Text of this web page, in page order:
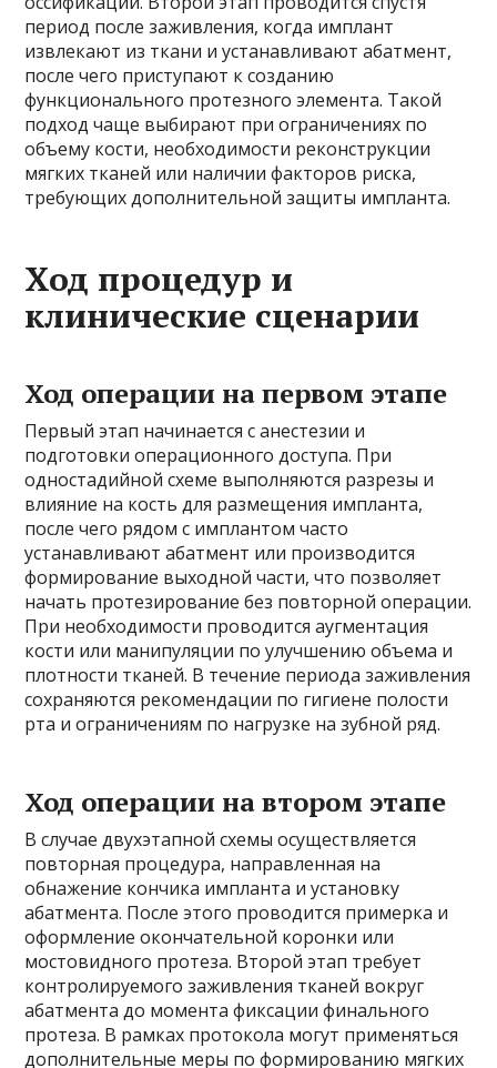
период после заживления, когда имплант
извлекают из ткани и устанавливают абатмент,
после чего приступают к созданию
функционального протезного элемента. Такой
подход чаще выбирают при ограничениях по
объему кости, необходимости реконструкции
мягких тканей или наличии факторов риска,
требующих дополнительной защиты импланта.
Ход процедур и
клинические сценарии
Ход операции на первом этапе
Первый этап начинается с анестезии и
подготовки операционного доступа. При
одностадийной схеме выполняются разрезы и
влияние на кость для размещения импланта,
после чего рядом с имплантом часто
устанавливают абатмент или производится
формирование выходной части, что позволяет
начать протезирование без повторной операции.
При необходимости проводится аугментация
кости или манипуляции по улучшению объема и
плотности тканей. В течение периода заживления
сохраняются рекомендации по гигиене полости
рта и ограничениям по нагрузке на зубной ряд.
Ход операции на втором этапе
В случае двухэтапной схемы осуществляется
повторная процедура, направленная на
обнажение кончика импланта и установку
абатмента. После этого проводится примерка и
оформление окончательной коронки или
мостовидного протеза. Второй этап требует
контролируемого заживления тканей вокруг
абатмента до момента фиксации финального
протеза. В рамках протокола могут применяться
дополнительные меры по формированию мягких